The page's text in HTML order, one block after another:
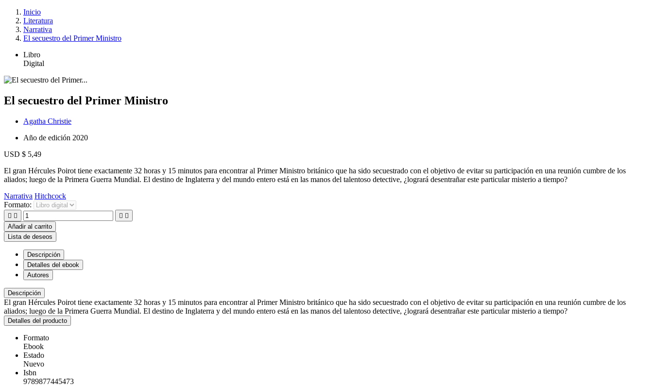
Inicio
Literatura
Narrativa
El secuestro del Primer Ministro
Libro
Digital
El secuestro del Primer Ministro
Agatha Christie
Año de edición 2020
USD $ 5,49
El gran Hércules Poirot tiene exactamente 32 horas y 15 minutos para encontrar al Primer Ministro británico que ha sido secuestrado con el objetivo de evitar su participación en una reunión cumbre de los
aliados; luego de la Primera Guerra Mundial. El destino de Inglaterra y del mundo entero está en las manos del talentoso detective, ¿logrará desentrañar este particular misterio a tiempo?
Narrativa Hitchcock
Formato:
   
Añadir al carrito
Lista de deseos
Descripción
Detalles del ebook
Autores
Descripción
El gran Hércules Poirot tiene exactamente 32 horas y 15 minutos para encontrar al Primer Ministro británico que ha sido secuestrado con el objetivo de evitar su participación en una reunión cumbre de los
aliados; luego de la Primera Guerra Mundial. El destino de Inglaterra y del mundo entero está en las manos del talentoso detective, ¿logrará desentrañar este particular misterio a tiempo?
Detalles del producto
Formato
Ebook
Estado
Nuevo
Isbn
9789877445473